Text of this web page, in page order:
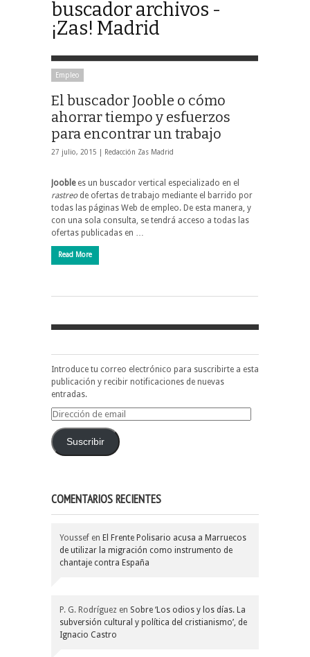
buscador archivos -
¡Zas! Madrid
Empleo
El buscador Jooble o cómo
ahorrar tiempo y esfuerzos
para encontrar un trabajo
27 julio, 2015 | Redacción Zas Madrid
Jooblees un buscador vertical especializado en el
rastreode ofertas de trabajo mediante el barrido por
todas las páginas Web de empleo. De esta manera, y
con una sola consulta, se tendrá acceso a todas las
ofertas publicadas en …
Read More
Introduce tu correo electrónico para suscribirte a esta
publicación y recibir notificaciones de nuevas
entradas.
Dirección
emailSuscribir
COMENTARIOS RECIENTES
Youssef en El Frente Polisario acusa a Marruecos
de utilizar la migración como instrumento de
chantaje contra España
P. G. Rodríguez en Sobre ‘Los odios y los días. La
subversión cultural y política del cristianismo’, de
Ignacio Castro